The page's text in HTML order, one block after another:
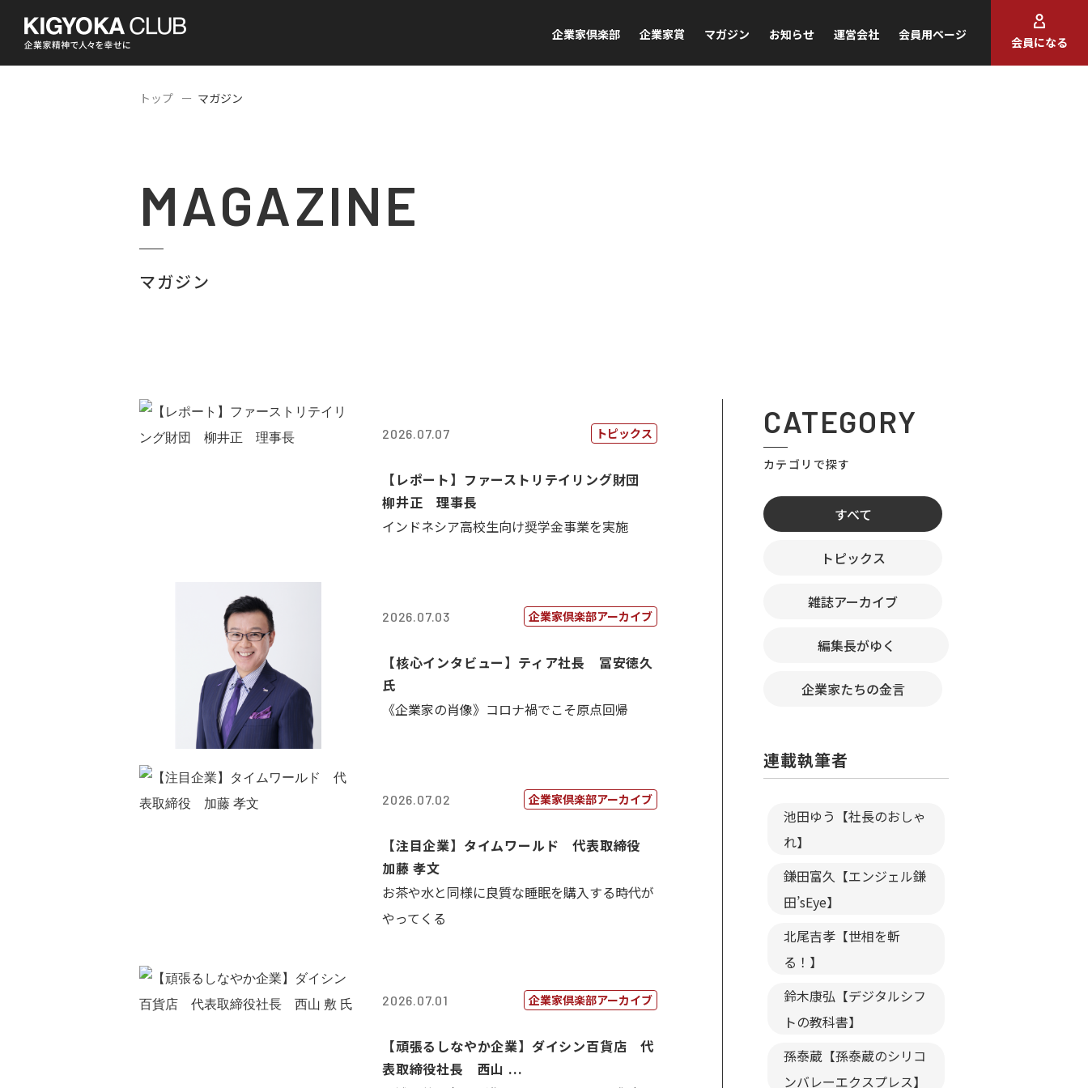
企業家倶楽部 企業家賞 マガジン お知らせ 運営会社 会員用ページ
会員になる
トップ マガジン
MAGAZINE
マガジン
2026.07.07 トピックス
【レポート】ファーストリテイリング財団
柳井正 理事長
インドネシア高校生向け奨学金事業を実施
2026.07.03 企業家倶楽部アーカイブ
【核心インタビュー】ティア社長 冨安徳久
氏
《企業家の肖像》コロナ禍でこそ原点回帰
2026.07.02 企業家倶楽部アーカイブ
【注目企業】タイムワールド 代表取締役
加藤 孝文
お茶や水と同様に良質な睡眠を購入する時代が
やってくる
2026.07.01 企業家倶楽部アーカイブ
【頑張るしなやか企業】ダイシン百貨店 代
表取締役社長 西山 ...
CATEGORY
カテゴリで探す
すべて
トピックス
雑誌アーカイブ
編集長がゆく
企業家たちの金言
連載執筆者
池田ゆう【社長のおしゃ
れ】
鎌田富久【エンジェル鎌
田’sEye】
北尾吉孝【世相を斬
る！】
鈴木康弘【デジタルシフ
トの教科書】
孫泰蔵【孫泰蔵のシリコ
ンバレーエクスプレス】